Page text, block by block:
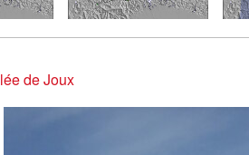
de Joux